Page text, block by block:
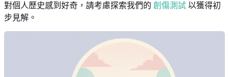
對個人歷史感到好奇，請考慮探索我們的 創傷測試 以獲得初
步見解。